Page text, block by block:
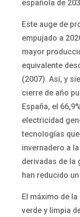
española de
Este auge de
empujado a
mayor
equivalente
(2007). Así, y
cierre de año
España, el
electricidad
tecnologías
invernadero a
derivadas de la
han reducido
El máximo de
verde y limpia